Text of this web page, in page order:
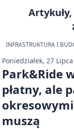
INFRASTRUKTURA I
Poniedziałek, 27
Park&Ride
płatny, ale
okresowymi
muszą